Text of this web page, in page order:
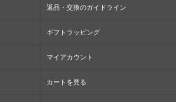
返品・交換のガイドライン
ギフトラッピング
マイアカウント
カートを見る